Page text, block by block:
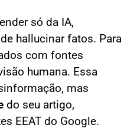
só da IA,
hallucinar fatos. Para
com fontes
humana. Essa
mas
do seu artigo,
EEAT do Google.